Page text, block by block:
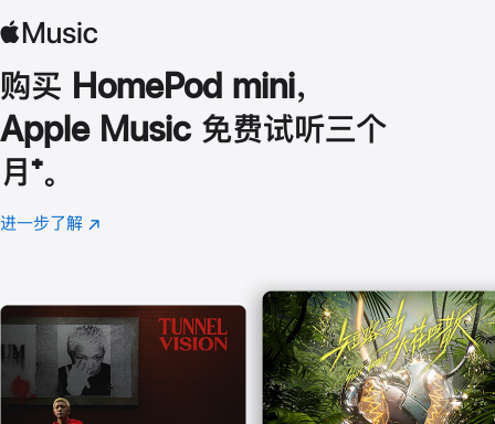
购买 HomePod mini，
Apple Music 免费试听三个
月 脚
注
⁺。
进一步了解 Apple
(在
口
中
打
开)